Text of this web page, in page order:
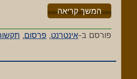
המשך קריאה"%s"
פורסם ב-אינטרנט, פרסום,